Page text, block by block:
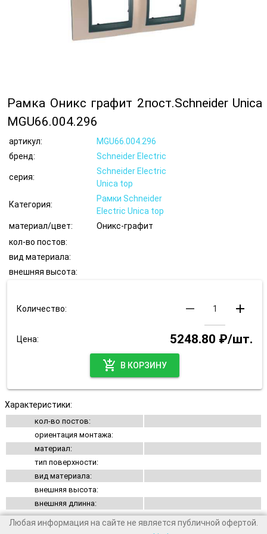
Рамка Оникс графит 2пост.Schneider Unica
MGU66.004.296
артикул:
MGU66.004.296
бренд:
Schneider Electric
серия:
Schneider Electric
Unica top
Категория:
Рамки Schneider
Electric Unica top
материал/цвет:
Оникс-графит
кол-во постов:
вид материала:
внешняя высота:
Количество: remove add
Цена:
5248.80 ₽/шт.
add_shopping_cart
В КОРЗИНУ
Характеристики:
кол-во постов:
ориентация монтажа:
материал:
тип поверхности:
вид материала:
внешняя высота:
внешняя длинна:
Любая информация на сайте не является публичной офертой.